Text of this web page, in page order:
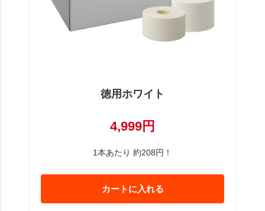
徳用ホワイト
4,999円
1本あたり 約208円！
カートに入れる